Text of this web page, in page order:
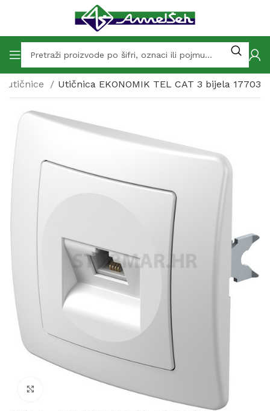
utičnice Utičnica EKONOMIK TEL CAT 3 bijela 17703
Click to enlarge